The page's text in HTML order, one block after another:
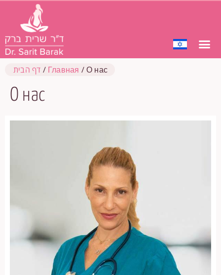
דף הבית / Главная /О нас
О нас